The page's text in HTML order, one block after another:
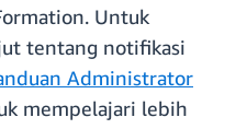
Untuk
tentang notifikasi
Administrator
mempelajari lebih